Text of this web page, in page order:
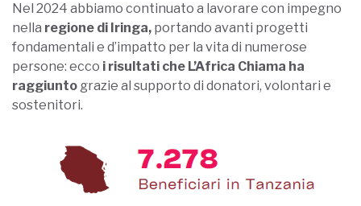
Nel 2024 abbiamo continuato a lavorare con impegno
nella regione di Iringa, portando avanti progetti
fondamentali e d’impatto per la vita di numerose
persone: ecco i risultati che L’Africa Chiama ha
raggiunto grazie al supporto di donatori, volontari e
sostenitori.